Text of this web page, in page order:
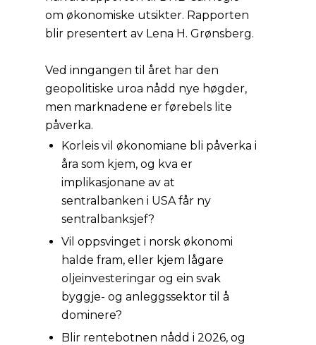
om økonomiske utsikter. Rapporten
blir presentert av Lena H. Grønsberg.
Ved inngangen til året har den
geopolitiske uroa nådd nye høgder,
men marknadene er førebels lite
påverka.
Korleis vil økonomiane bli påverka i
åra som kjem, og kva er
implikasjonane av at
sentralbanken i USA får ny
sentralbanksjef?
Vil oppsvinget i norsk økonomi
halde fram, eller kjem lågare
oljeinvesteringar og ein svak
byggje- og anleggssektor til å
dominere?
Blir rentebotnen nådd i 2026, og